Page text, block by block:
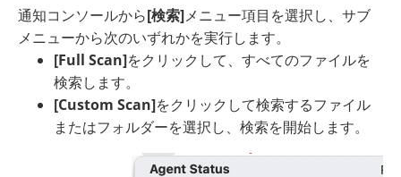
通知コンソールから[検索]メニュー項目を選択し、サブ
メニューから次のいずれかを実行します。
[Full Scan]をクリックして、すべてのファイルを
検索します。
[Custom Scan]をクリックして検索するファイル
またはフォルダーを選択し、検索を開始します。